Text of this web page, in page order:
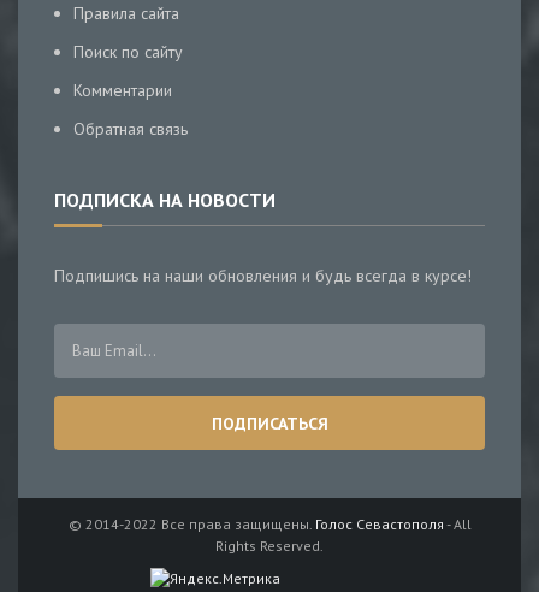
Правила сайта
Поиск по сайту
Комментарии
Обратная связь
ПОДПИСКА НА НОВОСТИ
Подпишись на наши обновления и будь всегда в курсе!
© 2014-2022 Все права защищены. Голос Севастополя - All
Rights Reserved.